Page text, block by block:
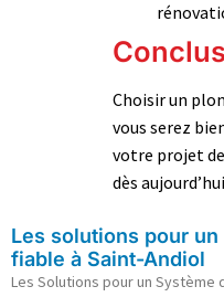
Choisir un
vous serez
votre projet
dès
Les solutions pour
fiable à Saint-Andiol
Les Solutions pour un Système